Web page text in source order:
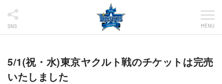
SNS MENU
5/1(祝・水)東京ヤクルト戦のチケットは完売
いたしました